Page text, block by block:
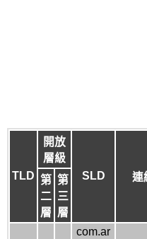
TLD
開放
層級
SLD
連
第
二
層
第
三
層
com.ar